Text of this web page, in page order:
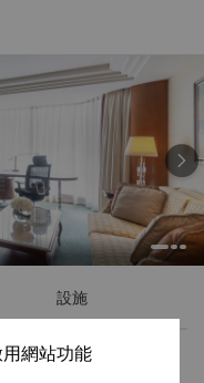

設施
網站功能